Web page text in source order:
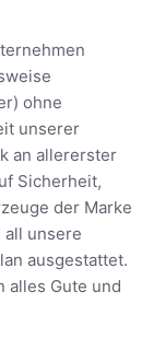
ohne
unserer
an allererster
Sicherheit,
der Marke
all unsere
ausgestattet.
alles Gute und